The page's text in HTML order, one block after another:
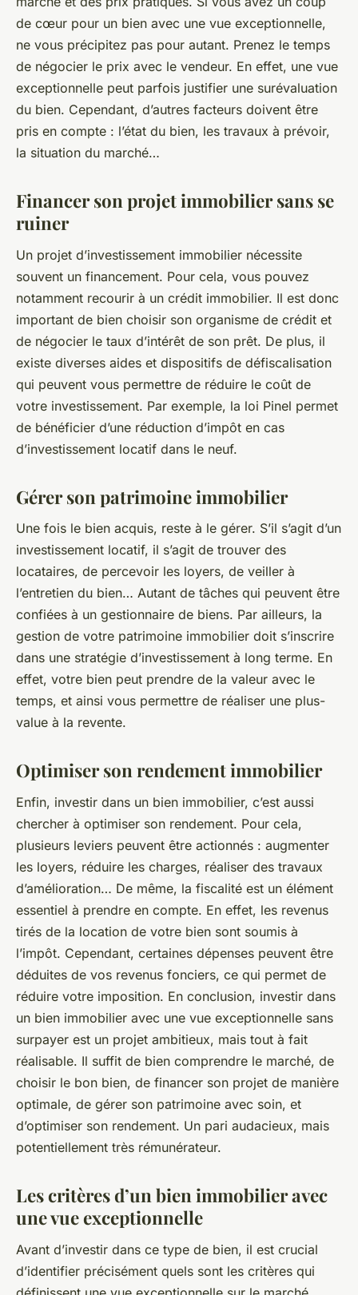
de cœur pour un bien avec une vue exceptionnelle,
ne vous précipitez pas pour autant. Prenez le temps
de négocier le prix avec le vendeur. En effet, une vue
exceptionnelle peut parfois justifier une surévaluation
du bien. Cependant, d’autres facteurs doivent être
pris en compte : l’état du bien, les travaux à prévoir,
la situation du marché…
Financer son projet immobilier sans se
ruiner
Un projet d’investissement immobilier nécessite
souvent un financement. Pour cela, vous pouvez
notamment recourir à un crédit immobilier. Il est donc
important de bien choisir son organisme de crédit et
de négocier le taux d’intérêt de son prêt. De plus, il
existe diverses aides et dispositifs de défiscalisation
qui peuvent vous permettre de réduire le coût de
votre investissement. Par exemple, la loi Pinel permet
de bénéficier d’une réduction d’impôt en cas
d’investissement locatif dans le neuf.
Gérer son patrimoine immobilier
Une fois le bien acquis, reste à le gérer. S’il s’agit d’un
investissement locatif, il s’agit de trouver des
locataires, de percevoir les loyers, de veiller à
l’entretien du bien… Autant de tâches qui peuvent être
confiées à un gestionnaire de biens. Par ailleurs, la
gestion de votre patrimoine immobilier doit s’inscrire
dans une stratégie d’investissement à long terme. En
effet, votre bien peut prendre de la valeur avec le
temps, et ainsi vous permettre de réaliser une plus-
value à la revente.
Optimiser son rendement immobilier
Enfin, investir dans un bien immobilier, c’est aussi
chercher à optimiser son rendement. Pour cela,
plusieurs leviers peuvent être actionnés : augmenter
les loyers, réduire les charges, réaliser des travaux
d’amélioration… De même, la fiscalité est un élément
essentiel à prendre en compte. En effet, les revenus
tirés de la location de votre bien sont soumis à
l’impôt. Cependant, certaines dépenses peuvent être
déduites de vos revenus fonciers, ce qui permet de
réduire votre imposition. En conclusion, investir dans
un bien immobilier avec une vue exceptionnelle sans
surpayer est un projet ambitieux, mais tout à fait
réalisable. Il suffit de bien comprendre le marché, de
choisir le bon bien, de financer son projet de manière
optimale, de gérer son patrimoine avec soin, et
d’optimiser son rendement. Un pari audacieux, mais
potentiellement très rémunérateur.
Les critères d’un bien immobilier avec
une vue exceptionnelle
Avant d’investir dans ce type de bien, il est crucial
d’identifier précisément quels sont les critères qui